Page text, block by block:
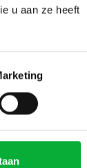
u aan ze heeft